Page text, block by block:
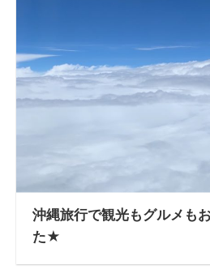
沖縄旅行で観光もグルメも
た★